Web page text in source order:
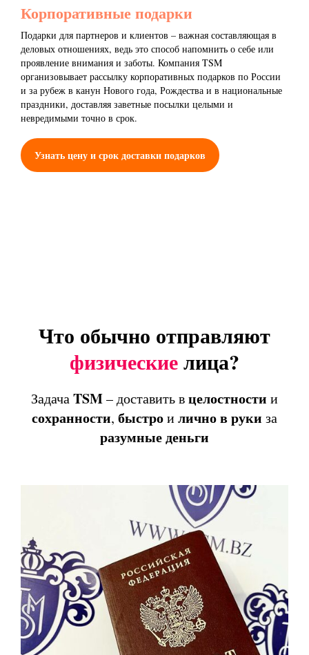
Корпоративные подарки
Подарки для партнеров и клиентов – важная составляющая в
деловых отношениях, ведь это способ напомнить о себе или
проявление внимания и заботы. Компания TSM
организовывает рассылку корпоративных подарков по России
и за рубеж в канун Нового года, Рождества и в национальные
праздники, доставляя заветные посылки целыми и
невредимыми точно в срок.
Узнать цену и срок доставки подарков
Что обычно отправляют
физическиелица?
ЗадачаTSM– доставить вцелостности и
сохранности, быстроиличновруки за
разумныеденьги